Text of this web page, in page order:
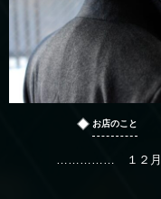
お店のこと
…………… １２月